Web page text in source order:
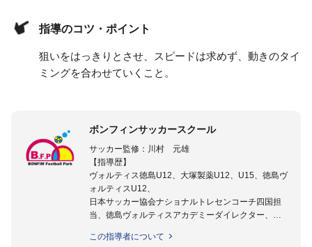
指導のコツ・ポイント
狙いをはっきりとさせ、スピードは求めず、動きのタイ
ミングを合わせていくこと。
ボンフィンサッカースクール
サッカー監修：川村 元雄
【指導歴】
ヴォルティス徳島U12、大塚製薬U12、U15、徳島ヴ
ォルティスU12、
日本サッカー協会ナショナルトレセンコーチ四国担
当、徳島ヴォルティスアカデミーダイレクター、
日本サッカー協会公認B級養成講習会インストラクタ
この指導者について